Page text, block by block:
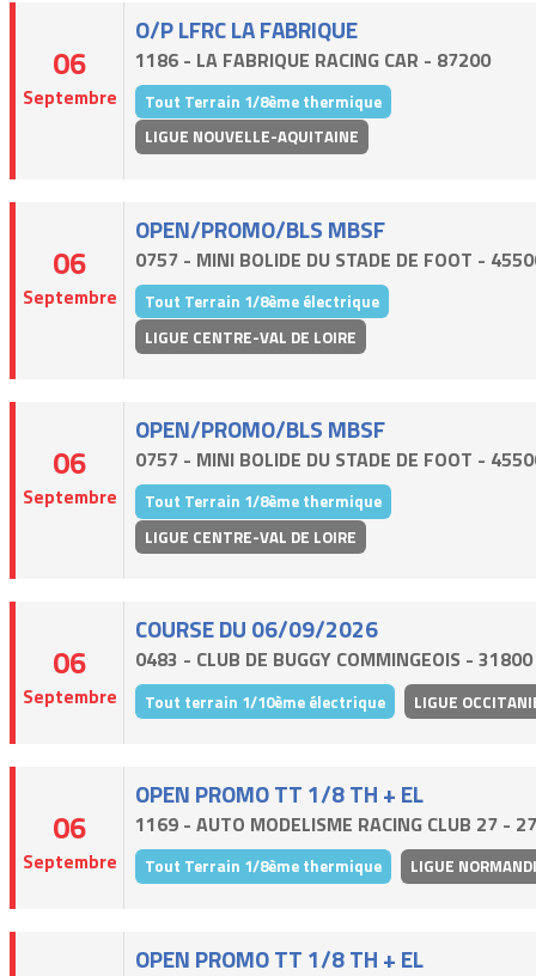
06
Septembre
O/P LFRC LA FABRIQUE
1186 - LA FABRIQUE RACING CAR - 87200
Tout Terrain 1/8ème thermique
LIGUE NOUVELLE-AQUITAINE
06
Septembre
OPEN/PROMO/BLS MBSF
0757 - MINI BOLIDE DU STADE DE FOOT -
Tout Terrain 1/8ème électrique
LIGUE CENTRE-VAL DE LOIRE
06
Septembre
OPEN/PROMO/BLS MBSF
0757 - MINI BOLIDE DU STADE DE FOOT -
Tout Terrain 1/8ème thermique
LIGUE CENTRE-VAL DE LOIRE
06
Septembre
COURSE DU 06/09/2026
0483 - CLUB DE BUGGY COMMINGEOIS - 31800
Tout terrain 1/10ème électrique LIGUE
06
Septembre
OPEN PROMO TT 1/8 TH + EL
1169 - AUTO MODELISME RACING CLUB 27 -
Tout Terrain 1/8ème thermique LIGUE
OPEN PROMO TT 1/8 TH + EL